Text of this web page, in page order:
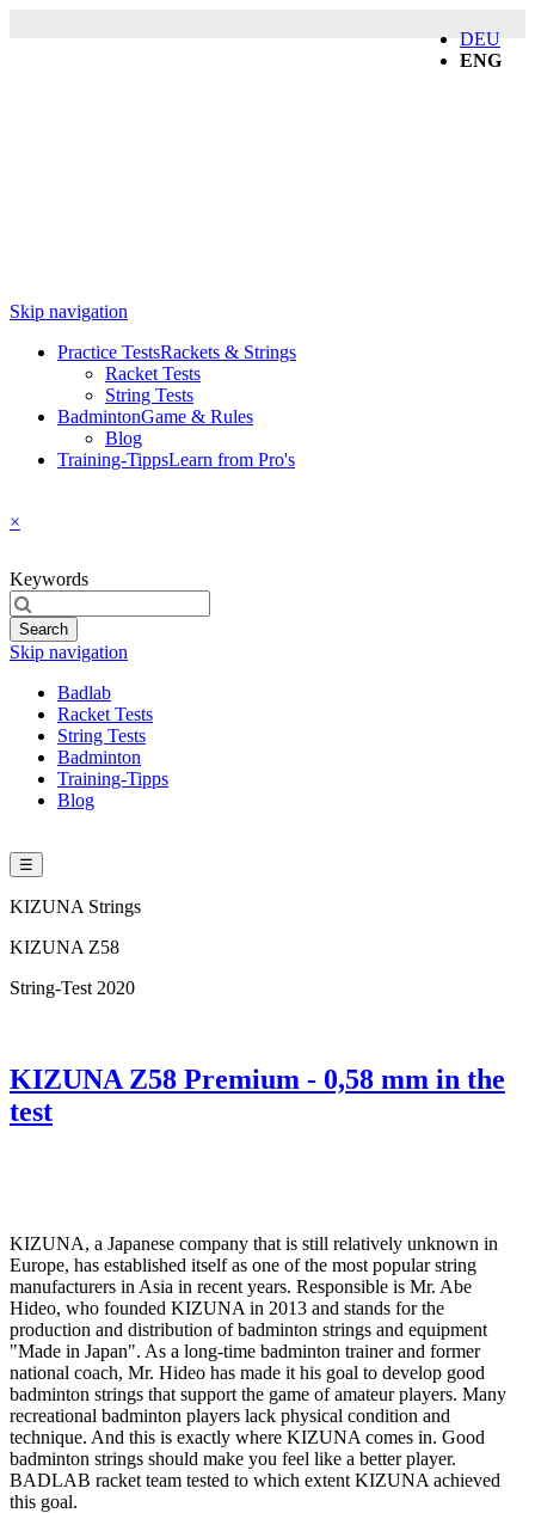
DEU
ENG
Skip navigation
Practice TestsRackets & Strings
Racket Tests
String Tests
BadmintonGame & Rules
Blog
Training-TippsLearn from Pro's
×
Keywords
Search
Skip navigation
Badlab
Racket Tests
String Tests
Badminton
Training-Tipps
Blog
☰
KIZUNA Strings
KIZUNA Z58
String-Test 2020
KIZUNA Z58 Premium - 0,58 mm in the
test
KIZUNA, a Japanese company that is still relatively unknown in
Europe, has established itself as one of the most popular string
manufacturers in Asia in recent years. Responsible is Mr. Abe
Hideo, who founded KIZUNA in 2013 and stands for the
production and distribution of badminton strings and equipment
"Made in Japan". As a long-time badminton trainer and former
national coach, Mr. Hideo has made it his goal to develop good
badminton strings that support the game of amateur players. Many
recreational badminton players lack physical condition and
technique. And this is exactly where KIZUNA comes in. Good
badminton strings should make you feel like a better player.
BADLAB racket team tested to which extent KIZUNA achieved
this goal.